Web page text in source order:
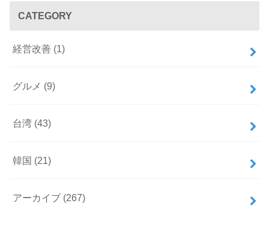
e
s
t
a
CATEGORY
経営改善 (1)
グルメ (9)
台湾 (43)
韓国 (21)
アーカイブ (267)